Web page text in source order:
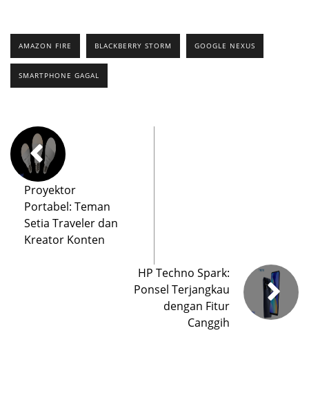
AMAZON FIRE BLACKBERRY STORM GOOGLE NEXUS
SMARTPHONE GAGAL
Proyektor
Portabel: Teman
Setia Traveler dan
Kreator Konten
HP Techno Spark:
Ponsel Terjangkau
dengan Fitur
Canggih